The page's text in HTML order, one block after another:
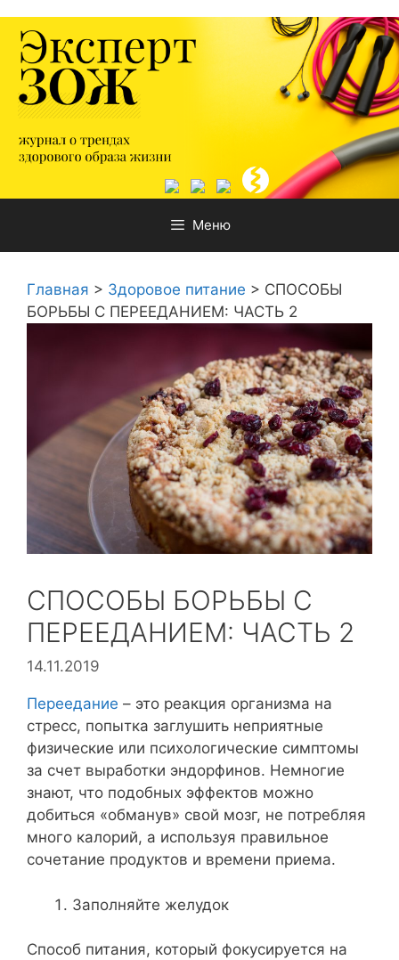
содержимому
Меню
Главная > Здоровое питание > СПОСОБЫ
БОРЬБЫ С ПЕРЕЕДАНИЕМ: ЧАСТЬ 2
СПОСОБЫ БОРЬБЫ С
ПЕРЕЕДАНИЕМ: ЧАСТЬ 2
14.11.2019
Переедание – это реакция организма на
стресс, попытка заглушить неприятные
физические или психологические симптомы
за счет выработки эндорфинов. Немногие
знают, что подобных эффектов можно
добиться «обманув» свой мозг, не потребляя
много калорий, а используя правильное
сочетание продуктов и времени приема.
Заполняйте желудок
Способ питания, который фокусируется на